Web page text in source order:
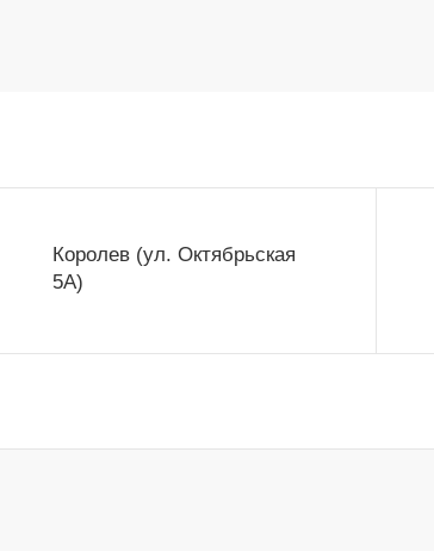
Королев (ул. Октябрьская
5А)